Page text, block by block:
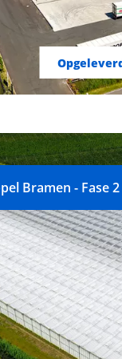
Bramen - Fase 2